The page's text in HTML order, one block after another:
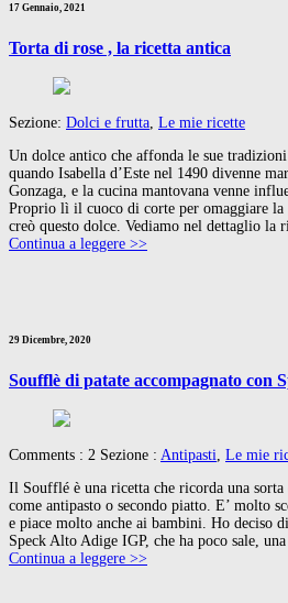
17 Gennaio, 2021
Torta di rose , la ricetta antica
Sezione: Dolci e frutta, Le mie ricette
Un dolce antico che affonda le sue
quando Isabella d’Este nel 1490 divenne
Gonzaga, e la cucina mantovana venne
Proprio lì il cuoco di corte per omaggiare la
creò questo dolce. Vediamo nel dettaglio la
Continua a leggere >>
29 Dicembre, 2020
Soufflè di patate accompagnato con
Comments : 2 Sezione : Antipasti, Le mie
Il Soufflé è una ricetta che ricorda una
come antipasto o secondo piatto. E’ molto
e piace molto anche ai bambini. Ho deciso
Speck Alto Adige IGP, che ha poco sale,
Continua a leggere >>